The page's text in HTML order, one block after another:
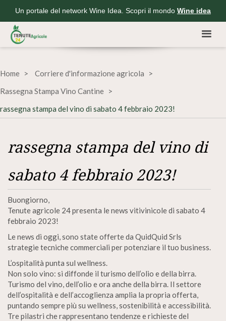
Un portale del network Wine Idea. Scopri il mondo Wine idea
Home
Corriere d'informazione agricola
Rassegna Stampa Vino Cantine
rassegna stampa del vino di sabato 4 febbraio 2023!
rassegna stampa del vino di
sabato 4 febbraio 2023!
Buongiorno,
Tenute agricole 24 presenta le news vitivinicole di sabato 4
febbraio 2023!
Le news di oggi, sono state offerte da QuidQuid Srls
strategie tecniche commerciali per potenziare il tuo business.
L’ospitalità punta sul wellness.
Non solo vino: si diffonde il turismo dell’olio e della birra.
Turismo del vino, dell’olio e ora anche della birra. Il settore
dell’ospitalità e dell’accoglienza amplia la propria offerta,
puntando sempre più su wellness, sostenibilità e accessibilità.
Tre pilastri che rappresentano tendenze e richieste del